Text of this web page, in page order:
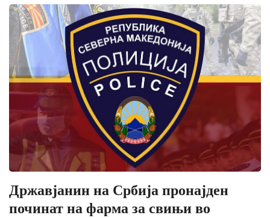
Државјанин на Србија пронајден
починат на фарма за свињи во